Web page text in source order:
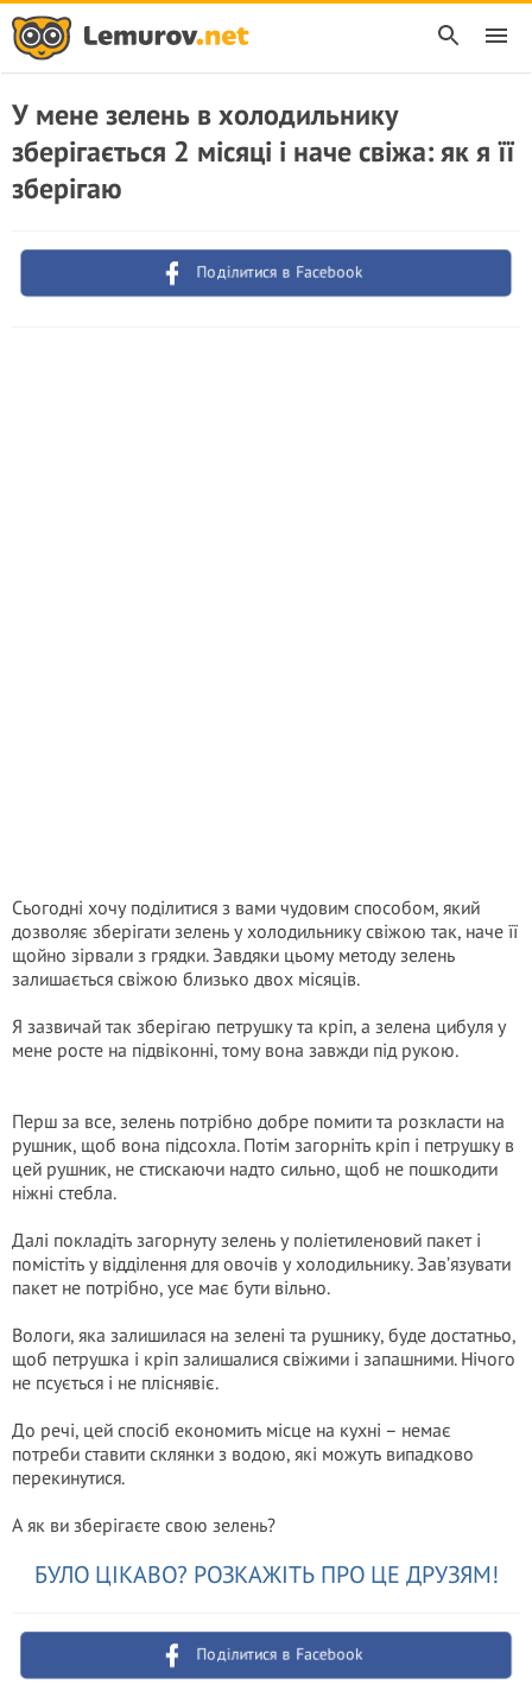
У мене зелень в холодильнику
зберігається 2 місяці і наче свіжа: як я її
зберігаю
Поділитися в Facebook
Сьогодні хочу поділитися з вами чудовим способом, який
дозволяє зберігати зелень у холодильнику свіжою так, наче її
щойно зірвали з грядки. Завдяки цьому методу зелень
залишається свіжою близько двох місяців.
Я зазвичай так зберігаю петрушку та кріп, а зелена цибуля у
мене росте на підвіконні, тому вона завжди під рукою.
Перш за все, зелень потрібно добре помити та розкласти на
рушник, щоб вона підсохла. Потім загорніть кріп і петрушку в
цей рушник, не стискаючи надто сильно, щоб не пошкодити
ніжні стебла.
Далі покладіть загорнуту зелень у поліетиленовий пакет і
помістіть у відділення для овочів у холодильнику. Зав’язувати
пакет не потрібно, усе має бути вільно.
Вологи, яка залишилася на зелені та рушнику, буде достатньо,
щоб петрушка і кріп залишалися свіжими і запашними. Нічого
не псується і не пліснявіє.
До речі, цей спосіб економить місце на кухні – немає
потреби ставити склянки з водою, які можуть випадково
перекинутися.
А як ви зберігаєте свою зелень?
БУЛО ЦІКАВО? РОЗКАЖІТЬ ПРО ЦЕ ДРУЗЯМ!
Поділитися в Facebook